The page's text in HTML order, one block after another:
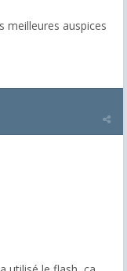
meilleures auspices